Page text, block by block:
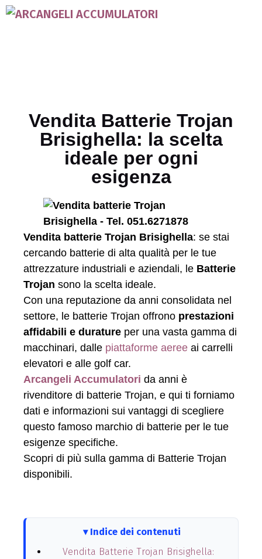
Vendita Batterie Trojan
Brisighella: la scelta
ideale per ogni
esigenza
Vendita batterie Trojan Brisighella: se stai
cercando batterie di alta qualità per le tue
attrezzature industriali e aziendali, le Batterie
Trojan sono la scelta ideale.
Con una reputazione da anni consolidata nel
settore, le batterie Trojan offrono prestazioni
affidabili e durature per una vasta gamma di
macchinari, dalle piattaforme aeree ai carrelli
elevatori e alle golf car.
Arcangeli Accumulatori da anni è
rivenditore di batterie Trojan, e qui ti forniamo
dati e informazioni sui vantaggi di scegliere
questo famoso marchio di batterie per le tue
esigenze specifiche.
Scopri di più sulla gamma di Batterie Trojan
disponibili.
Indice dei contenuti
Vendita Batterie Trojan Brisighella: